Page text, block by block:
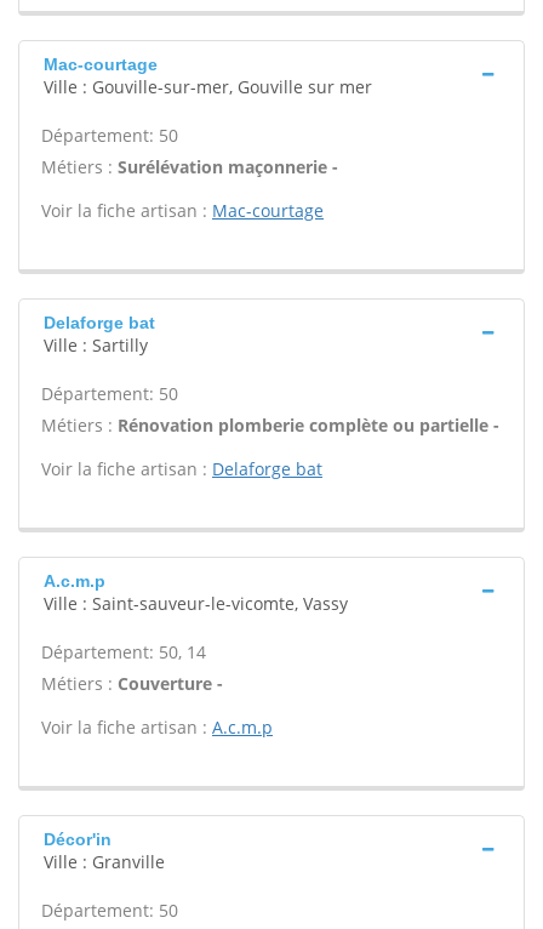
Mac-courtage
Ville : Gouville-sur-mer, Gouville sur mer
Département: 50
Métiers : Surélévation maçonnerie -
Voir la fiche artisan : Mac-courtage
Delaforge bat
Ville : Sartilly
Département: 50
Métiers : Rénovation plomberie complète ou partielle -
Voir la fiche artisan : Delaforge bat
A.c.m.p
Ville : Saint-sauveur-le-vicomte, Vassy
Département: 50, 14
Métiers : Couverture -
Voir la fiche artisan : A.c.m.p
Décor'in
Ville : Granville
Département: 50